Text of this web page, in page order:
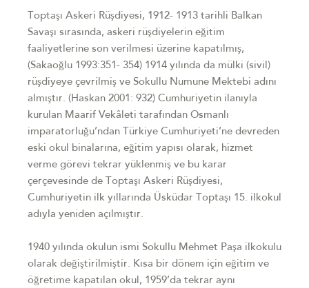
Toptaşı Askeri Rüşdiyesi, 1912- 1913 tarihli Balkan
Savaşı sırasında, askeri rüşdiyelerin eğitim
faaliyetlerine son verilmesi üzerine kapatılmış,
(Sakaoğlu 1993:351- 354) 1914 yılında da mülki (sivil)
rüşdiyeye çevrilmiş ve Sokullu Numune Mektebi adını
almıştır. (Haskan 2001: 932) Cumhuriyetin ilanıyla
kurulan Maarif Vekâleti tarafından Osmanlı
imparatorluğu’ndan Türkiye Cumhuriyeti’ne devreden
eski okul binalarına, eğitim yapısı olarak, hizmet
verme görevi tekrar yüklenmiş ve bu karar
çerçevesinde de Toptaşı Askeri Rüşdiyesi,
Cumhuriyetin ilk yıllarında Üsküdar Toptaşı 15. ilkokul
adıyla yeniden açılmıştır.
1940 yılında okulun ismi Sokullu Mehmet Paşa ilkokulu
olarak değiştirilmiştir. Kısa bir dönem için eğitim ve
öğretime kapatılan okul, 1959’da tekrar aynı